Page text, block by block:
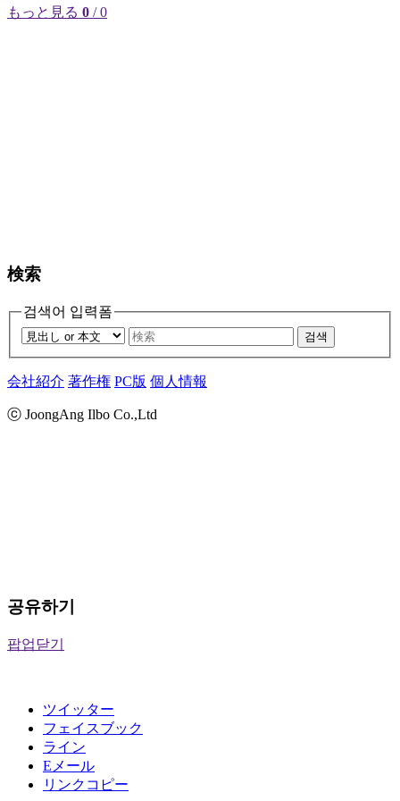
もっと見る 0 / 0
検索
검색어 입력폼
검색
会社紹介 著作権 PC版 個人情報
ⓒ JoongAng Ilbo Co.,Ltd
공유하기
팝업닫기
ツイッター
フェイスブック
ライン
Eメール
リンクコピー